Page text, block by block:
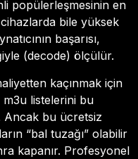
popülerleşmesinin en
bile yüksek
başarısı,
(decode) ölçülür.
kaçınmak için
m3u listelerini bu
Ancak bu ücretsiz
“bal tuzağı” olabilir
kapanır. Profesyonel